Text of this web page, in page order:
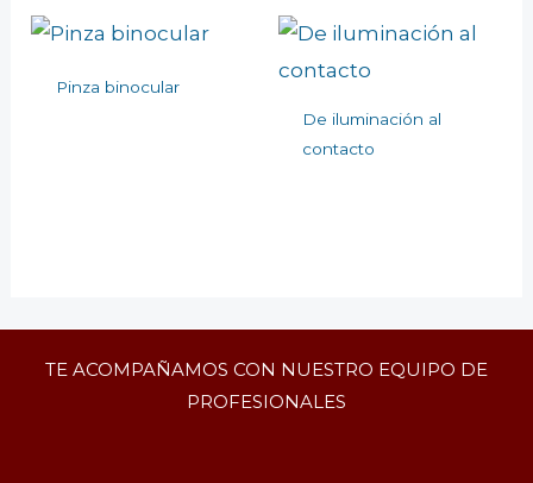
Pinza binocular
De iluminación al
contacto
TE ACOMPAÑAMOS CON NUESTRO EQUIPO DE
PROFESIONALES